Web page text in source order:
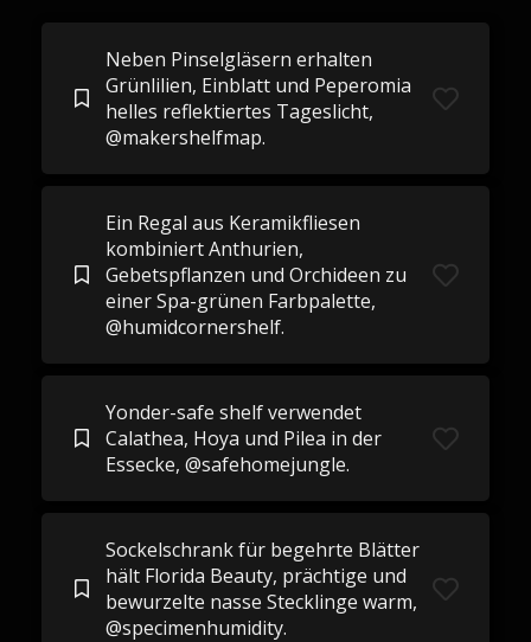
Neben Pinselgläsern erhalten
Grünlilien, Einblatt und Peperomia
helles reflektiertes Tageslicht,
@makershelfmap.
Ein Regal aus Keramikfliesen
kombiniert Anthurien,
Gebetspflanzen und Orchideen zu
einer Spa-grünen Farbpalette,
@humidcornershelf.
Yonder-safe shelf verwendet
Calathea, Hoya und Pilea in der
Essecke, @safehomejungle.
Sockelschrank für begehrte Blätter
hält Florida Beauty, prächtige und
bewurzelte nasse Stecklinge warm,
@specimenhumidity.